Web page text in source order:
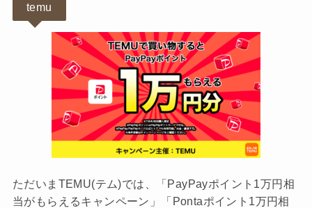
temu
ただいまTEMU(テム)では、「PayPayポイント1万円相
当がもらえるキャンペーン」「Pontaポイント1万円相